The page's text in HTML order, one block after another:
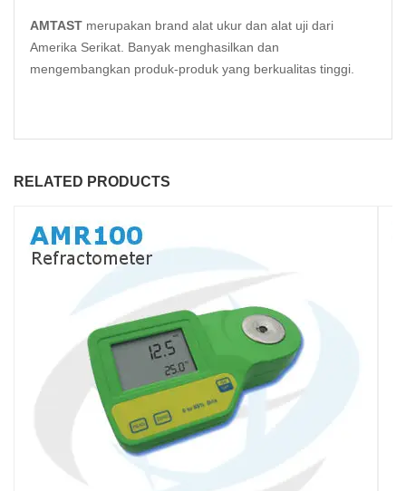
AMTAST merupakan brand alat ukur dan alat uji dari
Amerika Serikat. Banyak menghasilkan dan
mengembangkan produk-produk yang berkualitas tinggi.
RELATED PRODUCTS